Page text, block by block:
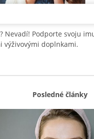
Nevadí! Podporte svoju
výživovými doplnkami.
Posledné články